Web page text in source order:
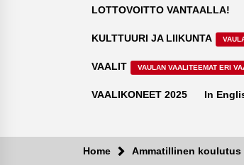
LOTTOVOITTO VANTAALLA!
KULTTUURI JA LIIKUNTA
VAALIT VAULAN VAALITEEMAT ERI
VAALIKONEET 2025 In
Home Ammatillinen koulutus